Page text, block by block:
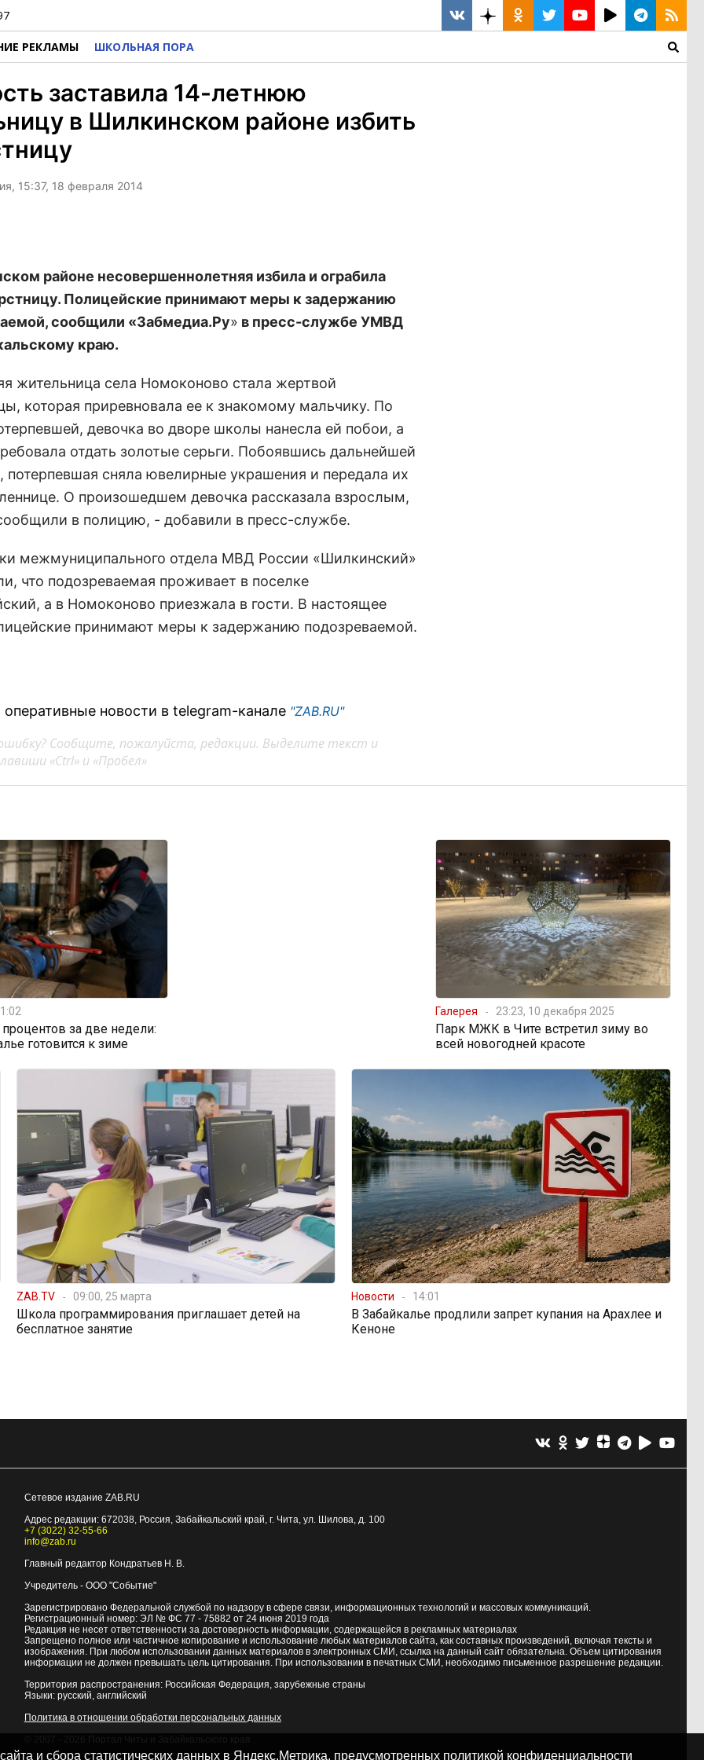
РЕКЛАМЫ ШКОЛЬНАЯ ПОРА
заставила 14-летнюю
в Шилкинском районе избить
15:37, 18 февраля 2014
районе несовершеннолетняя избила и ограбила
Полицейские принимают меры к задержанию
сообщили «Забмедиа.Ру» в пресс-службе УМВД
краю.
жительница села Номоконово стала жертвой
которая приревновала ее к знакомому мальчику. По
девочка во дворе школы нанесла ей побои, а
отдать золотые серьги. Побоявшись дальнейшей
потерпевшая сняла ювелирные украшения и передала их
О произошедшем девочка рассказала взрослым,
в полицию, - добавили в пресс-службе.
межмуниципального отдела МВД России «Шилкинский»
что подозреваемая проживает в поселке
а в Номоконово приезжала в гости. В настоящее
принимают меры к задержанию подозреваемой.
новости в telegram-канале "ZAB.RU"
Сообщите, пожалуйста, редакции. Выделите текст и
«Ctrl» и «Пробел»
за две недели:
готовится к зиме
Галерея 23:23, 10 декабря 2025
Парк МЖК в Чите встретил зиму во
всей новогодней красоте
ZAB.TV 09:00, 25 марта
Школа программирования приглашает детей на
бесплатное занятие
Новости 14:01
В Забайкалье продлили запрет купания на Арахлее и
Кеноне
Сетевое издание ZAB.RU
Адрес редакции: 672038, Россия, Забайкальский край, г. Чита, ул. Шилова, д. 100
+7 (3022) 32-55-66
info@zab.ru
Главный редактор Кондратьев Н. В.
Учредитель - ООО "Событие"
Зарегистрировано Федеральной службой по надзору в сфере связи, информационных технологий и массовых коммуникаций.
Регистрационный номер: ЭЛ № ФС 77 - 75882 от 24 июня 2019 года
Редакция не несет ответственности за достоверность информации, содержащейся в рекламных материалах
Запрещено полное или частичное копирование и использование любых материалов сайта, как составных произведений, включая тексты и
изображения. При любом использовании данных материалов в электронных СМИ, ссылка на данный сайт обязательна. Объем цитирования
информации не должен превышать цель цитирования. При использовании в печатных СМИ, необходимо письменное разрешение редакции.
Территория распространения: Российская Федерация, зарубежные страны
Языки: русский, английский
Политика в отношении обработки персональных данных
и сбора статистических данных в Яндекс.Метрика, предусмотренных политикой конфиденциальности